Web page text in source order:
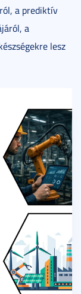
a prediktív
a
lesz